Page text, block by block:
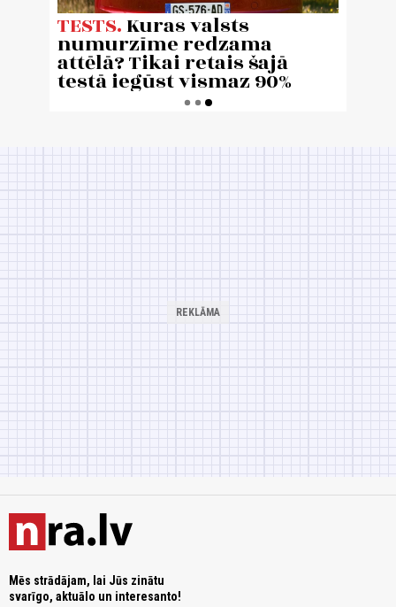
Mēs strādājam, lai Jūs zinātu
svarīgo, aktuālo un interesanto!